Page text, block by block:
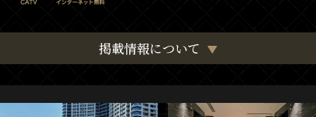
掲載情報について